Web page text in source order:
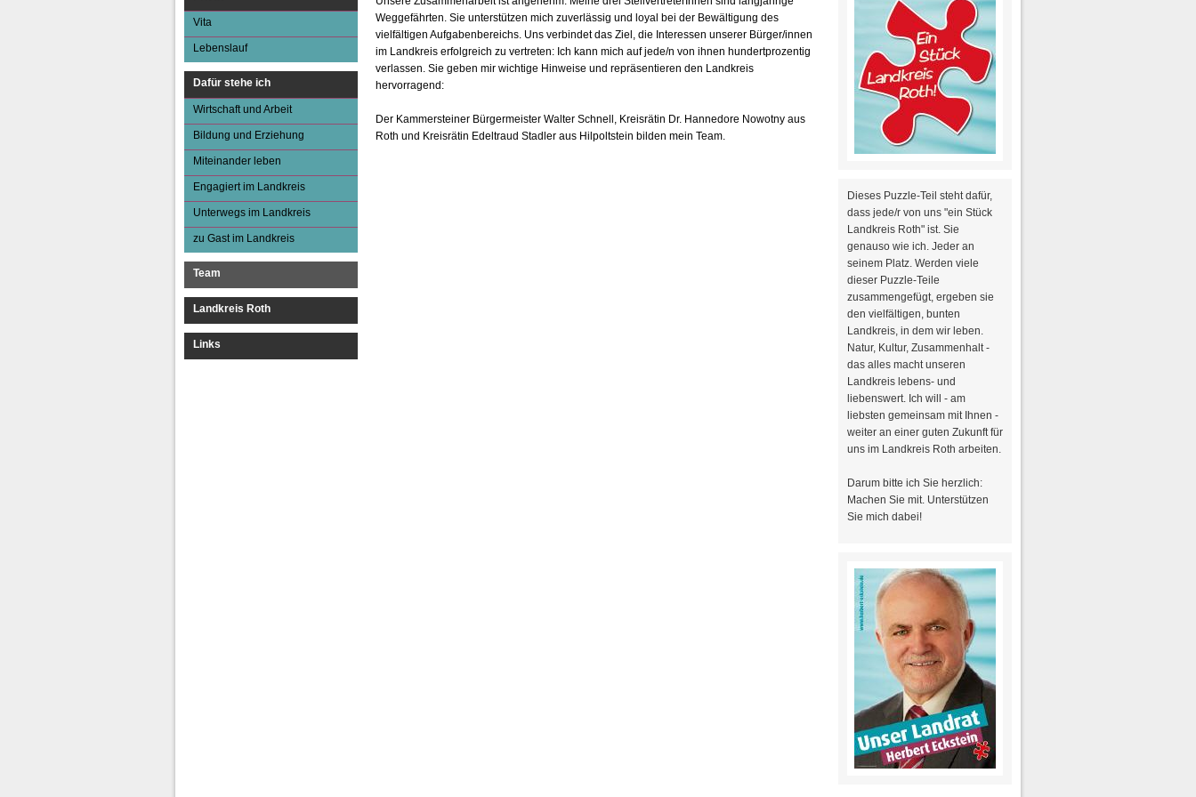
Miteinander leben
Engagiert im Landkreis
Vita
Lebenslauf
Dafür stehe ich
Wirtschaft und Arbeit
Bildung und Erziehung
Miteinander leben
Engagiert im Landkreis
Unterwegs im Landkreis
zu Gast im Landkreis
Team
Landkreis Roth
Links
Weggefährten. Sie unterstützen mich zuverlässig und loyal bei der Bewältigung des
vielfältigen Aufgabenbereichs. Uns verbindet das Ziel, die Interessen unserer Bürger/innen
im Landkreis erfolgreich zu vertreten: Ich kann mich auf jede/n von ihnen hundertprozentig
verlassen. Sie geben mir wichtige Hinweise und repräsentieren den Landkreis
hervorragend:
Der Kammersteiner Bürgermeister Walter Schnell, Kreisrätin Dr. Hannedore Nowotny aus
Roth und Kreisrätin Edeltraud Stadler aus Hilpoltstein bilden mein Team.
Dieses Puzzle-Teil steht dafür,
dass jede/r von uns "ein Stück
Landkreis Roth" ist. Sie
genauso wie ich. Jeder an
seinem Platz. Werden viele
dieser Puzzle-Teile
zusammengefügt, ergeben sie
den vielfältigen, bunten
Landkreis, in dem wir leben.
Natur, Kultur, Zusammenhalt -
das alles macht unseren
Landkreis lebens- und
liebenswert. Ich will - am
liebsten gemeinsam mit Ihnen -
weiter an einer guten Zukunft für
uns im Landkreis Roth arbeiten.
Darum bitte ich Sie herzlich:
Machen Sie mit. Unterstützen
Sie mich dabei!